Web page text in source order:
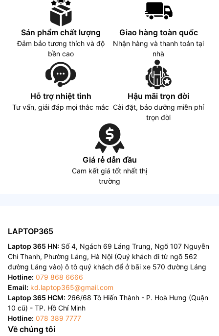
Sán phẩm chất lượng
Đảm bảo tương thích và độ
bền cao
Giao hàng toàn quốc
Nhận hàng và thanh toán tại
nhà
Hỗ trợ nhiệt tình
Tư vấn, giải đáp mọi thắc mắc
Hậu mãi trọn đời
Cài đặt, bảo dưỡng miễn phí
trọn đời
Giá rẻ dẫn đầu
Cam kết giá tốt nhất thị
trường
LAPTOP365
Laptop 365 HN: Số 4, Ngách 69 Láng Trung, Ngõ 107 Nguyễn
Chí Thanh, Phường Láng, Hà Nội (Quý khách đi từ ngõ 562
đường Láng vào) ô tô quý khách để ở bãi xe 570 đường Láng
Hotline: 079 868 6666
Email: kd.laptop365@gmail.com
Laptop 365 HCM: 266/68 Tô Hiến Thành - P. Hoà Hưng (Quận
10 cũ) - TP. Hồ Chí Minh
Hotline: 078 389 7777
Về chúng tôi